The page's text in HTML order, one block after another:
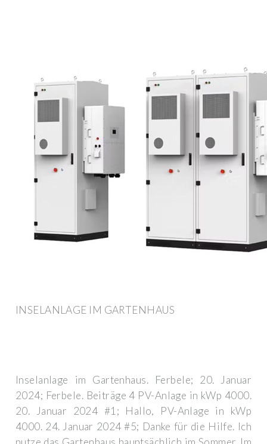
INSELANLAGE IM GARTENHAUS
Inselanlage im Gartenhaus. Ferbele; 20. Januar
2024; Ferbele. Beiträge 4 PV-Anlage in kWp 4000.
20. Januar 2024 #1; Hallo, PV-Anlage in kWp
4000. 24. Januar 2024 #5; Danke für die Hilfe. Ich